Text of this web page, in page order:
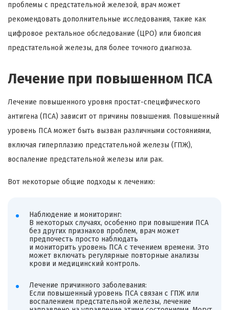
проблемы с предстательной железой, врач может
рекомендовать дополнительные исследования, такие как
цифровое ректальное обследование (ЦРО) или биопсия
предстательной железы, для более точного диагноза.
Лечение при повышенном ПСА
Лечение повышенного уровня простат-специфического
антигена (ПСА) зависит от причины повышения. Повышенный
уровень ПСА может быть вызван различными состояниями,
включая гиперплазию предстательной железы (ГПЖ),
воспаление предстательной железы или рак.
Вот некоторые общие подходы к лечению:
Наблюдение и мониторинг:
В некоторых случаях, особенно при повышении ПСА
без других признаков проблем, врач может
предпочесть просто наблюдать
и мониторить уровень ПСА с течением времени. Это
может включать регулярные повторные анализы
крови и медицинский контроль.
Лечение причинного заболевания:
Если повышенный уровень ПСА связан с ГПЖ или
воспалением предстательной железы, лечение